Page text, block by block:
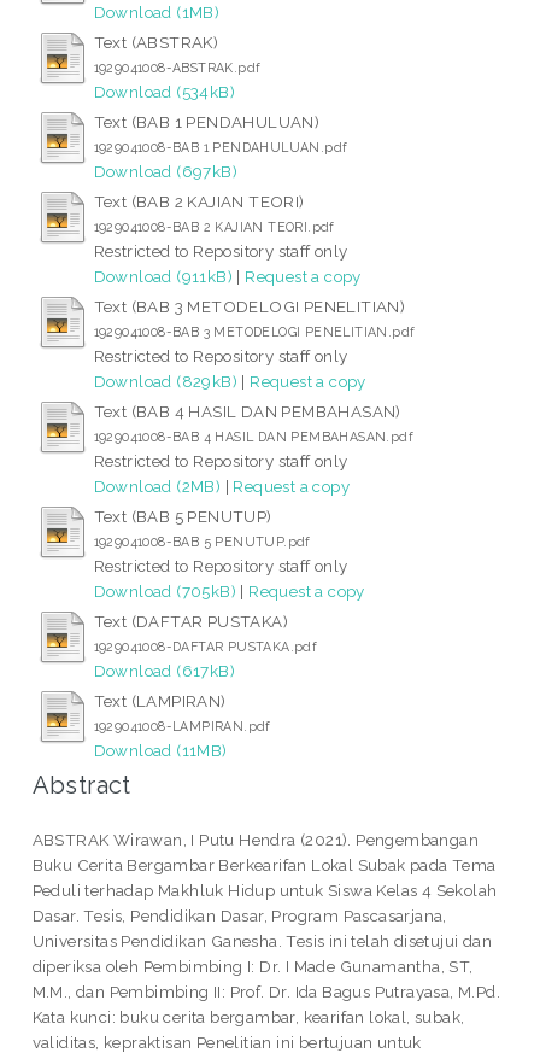
Download (1MB)
Text (ABSTRAK)
1929041008-ABSTRAK.pdf
Download (534kB)
Text (BAB 1 PENDAHULUAN)
1929041008-BAB 1 PENDAHULUAN.pdf
Download (697kB)
Text (BAB 2 KAJIAN TEORI)
1929041008-BAB 2 KAJIAN TEORI.pdf
Restricted to Repository staff only
Download (911kB) | Request a copy
Text (BAB 3 METODELOGI PENELITIAN)
1929041008-BAB 3 METODELOGI PENELITIAN.pdf
Restricted to Repository staff only
Download (829kB) | Request a copy
Text (BAB 4 HASIL DAN PEMBAHASAN)
1929041008-BAB 4 HASIL DAN PEMBAHASAN.pdf
Restricted to Repository staff only
Download (2MB) | Request a copy
Text (BAB 5 PENUTUP)
1929041008-BAB 5 PENUTUP.pdf
Restricted to Repository staff only
Download (705kB) | Request a copy
Text (DAFTAR PUSTAKA)
1929041008-DAFTAR PUSTAKA.pdf
Download (617kB)
Text (LAMPIRAN)
1929041008-LAMPIRAN.pdf
Download (11MB)
Abstract
ABSTRAK Wirawan, I Putu Hendra (2021). Pengembangan
Buku Cerita Bergambar Berkearifan Lokal Subak pada Tema
Peduli terhadap Makhluk Hidup untuk Siswa Kelas 4 Sekolah
Dasar. Tesis, Pendidikan Dasar, Program Pascasarjana,
Universitas Pendidikan Ganesha. Tesis ini telah disetujui dan
diperiksa oleh Pembimbing I: Dr. I Made Gunamantha, ST,
M.M., dan Pembimbing II: Prof. Dr. Ida Bagus Putrayasa, M.Pd.
Kata kunci: buku cerita bergambar, kearifan lokal, subak,
validitas, kepraktisan Penelitian ini bertujuan untuk